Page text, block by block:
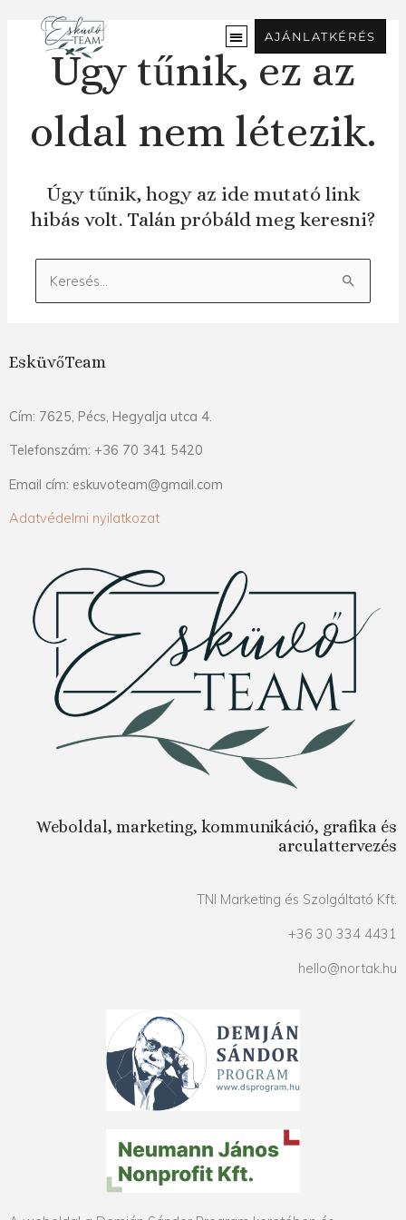
tartalomra
AJÁNLATKÉRÉS
Úgy tűnik, ez az
oldal nem létezik.
Úgy tűnik, hogy az ide mutató link
hibás volt. Talán próbáld meg keresni?
Keresés:
EsküvőTeam
Cím: 7625, Pécs, Hegyalja utca 4.
Telefonszám: +36 70 341 5420
Email cím: eskuvoteam@gmail.com
Adatvédelmi nyilatkozat
Weboldal, marketing, kommunikáció, grafika és
arculattervezés
TNI Marketing és Szolgáltató Kft.
+36 30 334 4431
hello@nortak.hu